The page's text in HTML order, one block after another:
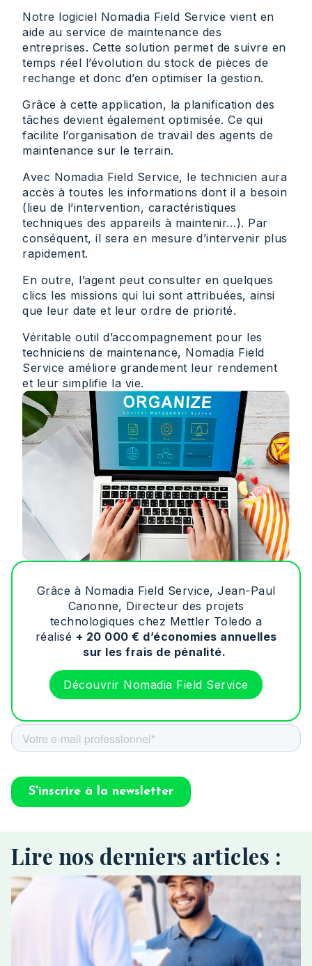
Notre logiciel Nomadia Field Service vient en
aide au service de maintenance des
entreprises. Cette solution permet de suivre en
temps réel l’évolution du stock de pièces de
rechange et donc d’en optimiser la gestion.
Grâce à cette application, la planification des
tâches devient également optimisée. Ce qui
facilite l’organisation de travail des agents de
maintenance sur le terrain.
Avec Nomadia Field Service, le technicien aura
accès à toutes les informations dont il a besoin
(lieu de l’intervention, caractéristiques
techniques des appareils à maintenir…). Par
conséquent, il sera en mesure d’intervenir plus
rapidement.
En outre, l’agent peut consulter en quelques
clics les missions qui lui sont attribuées, ainsi
que leur date et leur ordre de priorité.
Véritable outil d’accompagnement pour les
techniciens de maintenance, Nomadia Field
Service améliore grandement leur rendement
et leur simplifie la vie.
Grâce à Nomadia Field Service, Jean-Paul
Canonne, Directeur des projets
technologiques chez Mettler Toledo a
réalisé + 20 000 € d’économies annuelles
sur les frais de pénalité.
Découvrir Nomadia Field Service
Lire nos derniers articles :